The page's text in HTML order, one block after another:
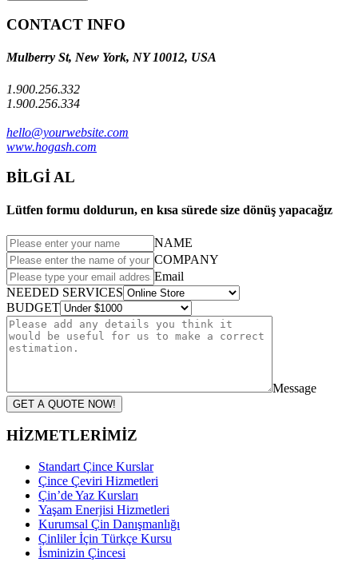
CONTACT INFO
Mulberry St, New York, NY 10012, USA
1.900.256.332
1.900.256.334
hello@yourwebsite.com
www.hogash.com
BİLGİ AL
Lütfen formu doldurun, en kısa sürede size dönüş yapacağız
NAME
COMPANY
Email
NEEDED SERVICES
BUDGET
Message
GET A QUOTE NOW!
HİZMETLERİMİZ
Standart Çince Kurslar
Çince Çeviri Hizmetleri
Çin’de Yaz Kursları
Yaşam Enerjisi Hizmetleri
Kurumsal Çin Danışmanlığı
Çinliler İçin Türkçe Kursu
İsminizin Çincesi